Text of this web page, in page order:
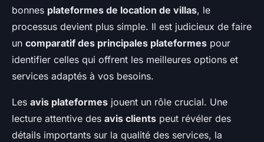
bonnes plateformes de location de villas, le
processus devient plus simple. Il est judicieux de faire
un comparatif des principales plateformes pour
identifier celles qui offrent les meilleures options et
services adaptés à vos besoins.
Les avis plateformes jouent un rôle crucial. Une
lecture attentive des avis clients peut révéler des
détails importants sur la qualité des services, la